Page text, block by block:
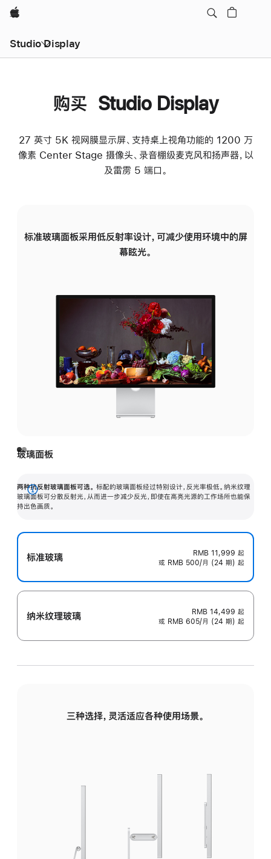
Apple
Studio Display
购买 Studio Display
27 英寸 5K 视网膜显示屏、支持桌上视角功能的 1200 万
像素 Center Stage 摄像头、录音棚级麦克风和扬声器，以
及雷雳 5 端口。
标准玻璃面板采用低反射率设计，可减少使用环境中的屏
幕眩光。
玻璃面板
两种抗反射玻璃面板可选。 标配的玻璃面板经过特别设计，反光率极低。纳米纹理
玻璃面板可分散反射光，从而进一步减少反光，即使在高亮光源的工作场所也能保
持出色画质。
展
开
标准玻璃 RMB 11,999 起
或 RMB 500/月 (24 期) 起
纳米纹理玻璃 RMB 14,499 起
或 RMB 605/月 (24 期) 起
三种选择，灵活适应各种使用场景。